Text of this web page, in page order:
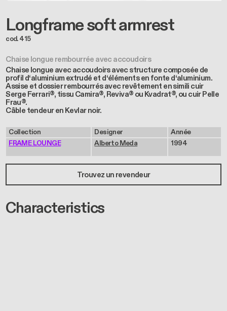
Longframe soft armrest
cod. 415
Chaise longue rembourrée avec accoudoirs
Chaise longue avec accoudoirs avec structure composée de
profil d‘aluminium extrudé et d‘éléments en fonte d‘aluminium.
Assise et dossier rembourrés avec revêtement en simili cuir
Serge Ferrari®, tissu Camira®, Reviva® ou Kvadrat®, ou cuir Pelle
Frau®.
Câble tendeur en Kevlar noir.
Collection
FRAME LOUNGE
Designer
Alberto Meda
Année
1994
Trouvez un revendeur
Characteristics